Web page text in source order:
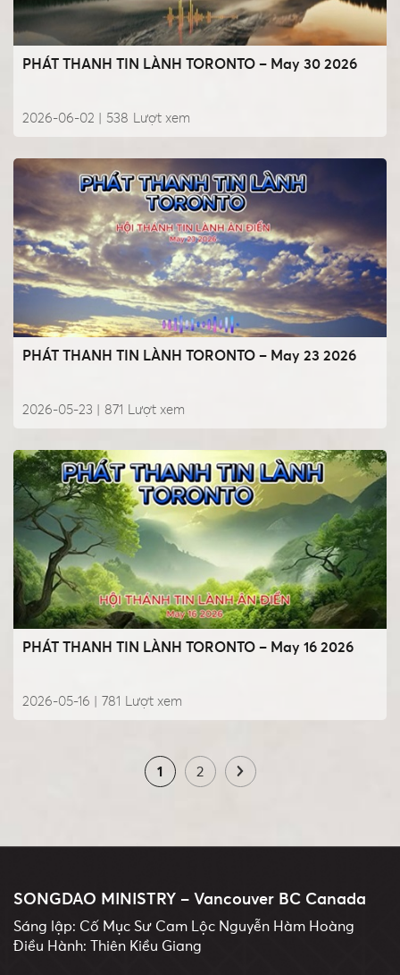
PHÁT THANH TIN LÀNH TORONTO – May 30 2026
2026-06-02 | Lượt xem
538
PHÁT THANH TIN LÀNH TORONTO – May 23 2026
2026-05-23 | Lượt xem
871
PHÁT THANH TIN LÀNH TORONTO – May 16 2026
2026-05-16 | Lượt xem
781
1 2
SONGDAO MINISTRY – Vancouver BC Canada
Sáng lập: Cố Mục Sư Cam Lộc Nguyễn Hàm Hoàng
Điều Hành: Thiên Kiều Giang